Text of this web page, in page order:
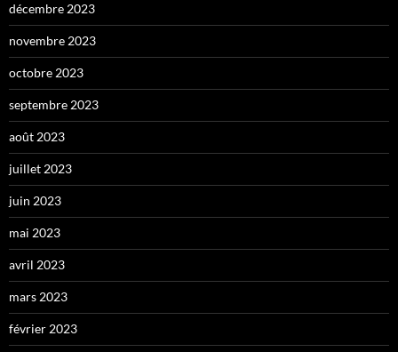
décembre 2023
novembre 2023
octobre 2023
septembre 2023
août 2023
juillet 2023
juin 2023
mai 2023
avril 2023
mars 2023
février 2023